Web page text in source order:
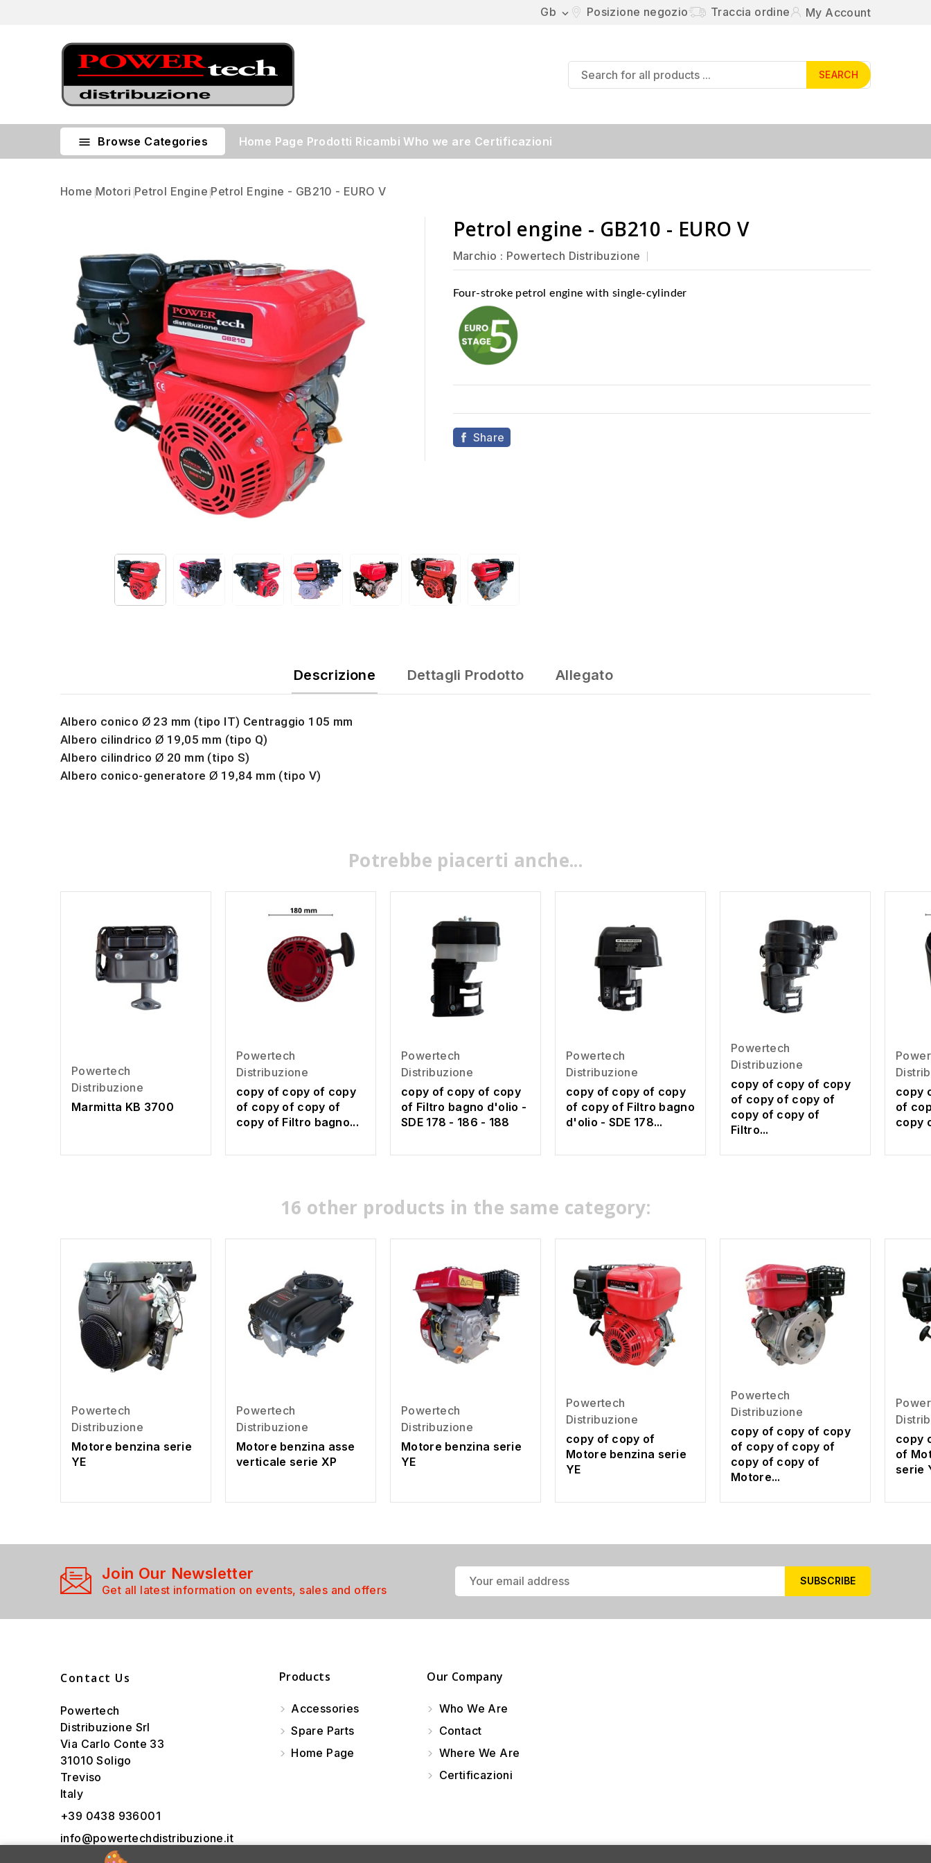
Gb  Posizione negozio Traccia ordine My Account
SEARCH
 Browse Categories Home Page Prodotti Ricambi Who we are Certificazioni
Home Motori Petrol Engine Petrol Engine - GB210 - EURO V
Petrol engine - GB210 - EURO V
Marchio : Powertech Distribuzione
Four-stroke petrol engine with single-cylinder
Share
Descrizione Dettagli Prodotto Allegato
Albero conico Ø 23 mm (tipo IT) Centraggio 105 mm
Albero cilindricoØ 19,05 mm (tipo Q)
Albero cilindricoØ 20 mm (tipo S)
Albero conico-generatore Ø 19,84 mm (tipo V)
Potrebbe piacerti anche...
Powertech
Distribuzione
Marmitta KB 3700
Powertech
Distribuzione
copy of copy of copy
of copy of copy of
copy of Filtro bagno...
Powertech
Distribuzione
copy of copy of copy
of Filtro bagno d'olio -
SDE 178 - 186 - 188
Powertech
Distribuzione
copy of copy of copy
of copy of Filtro bagno
d'olio - SDE 178...
Powertech
Distribuzione
copy of copy of copy
of copy of copy of
copy of copy of
Filtro...
copy
of
copy
16 other products in the same category:
Powertech
Distribuzione
Motore benzina serie
YE
Powertech
Distribuzione
Motore benzina asse
verticale serie XP
Powertech
Distribuzione
Motore benzina serie
YE
Powertech
Distribuzione
copy of copy of
Motore benzina serie
YE
Powertech
Distribuzione
copy of copy of copy
of copy of copy of
copy of copy of
Motore...
copy
of
serie
Join Our Newsletter
Get all latest information on events, sales and offers
Contact Us
Powertech
Distribuzione Srl
Via Carlo Conte 33
31010 Soligo
Treviso
Italy
+39 0438 936001
info@powertechdistribuzione.it
Products
Accessories
Spare Parts
Home Page
Our Company
Who We Are
Contact
Where We Are
Certificazioni